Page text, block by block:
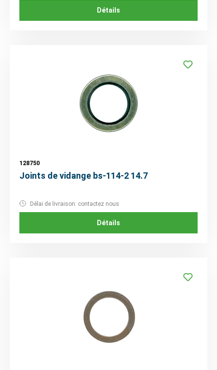
Détails
128750
Joints de vidange bs-114-2 14.7
Délai de livraison: contactez nous
Détails